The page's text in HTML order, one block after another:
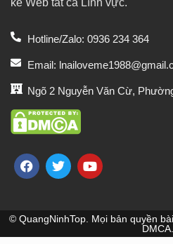
Hotline/Zalo: 0936 234 364
Email:
Ngõ 2 Nguyễn Văn Cừ,
© QuangNinhTop. Mọi bản quyền
DMCA.